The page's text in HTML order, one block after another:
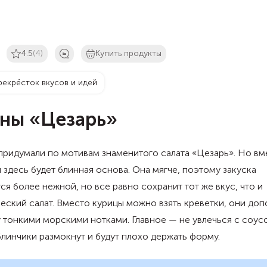
4.5(4) Купить продукты
вкусов и идей
«Цезарь»
по мотивам знаменитого салата «Цезарь». Но
здесь будет блинная основа. Она мягче, поэтому закуска
более нежной, но все равно сохранит тот же вкус, что и
салат. Вместо курицы можно взять креветки, они
тонкими морскими нотками. Главное — не увлечься с
размокнут и будут плохо держать форму.